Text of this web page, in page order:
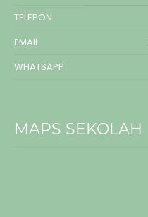
TELEPON
EMAIL
WHATSAPP
MAPS SEKOLAH